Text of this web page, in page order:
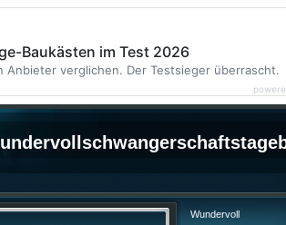
Wundervoll
Baukästen im Test 2026
Anbieter verglichen. Der Testsieger überrascht.